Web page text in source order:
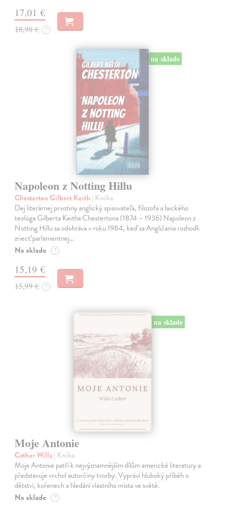
17,01 €
18,90 € ?
na sklade
Napoleon z Notting Hillu
Chesterton Gilbert Keith | Kniha
Dej literárnej prvotiny anglický spisovateľa, filozofa a laického
teológa Gilberta Keitha Chestertona (1874 – 1936) Napoleon z
Notting Hillu sa odohráva v roku 1984, keď sa Angličania rozhodli
zriecť parlamentnej…
Na sklade ?
15,19 €
15,99 € ?
na sklade
Moje Antonie
Cather Willa| Kniha
Moje Antonie patří k nejvýznamnějším dílům americké literatury a
představuje vrchol autorčiny tvorby. Vypráví hluboký příběh o
dětství, kořenech a hledání vlastního místa ve světě.
Na sklade ?